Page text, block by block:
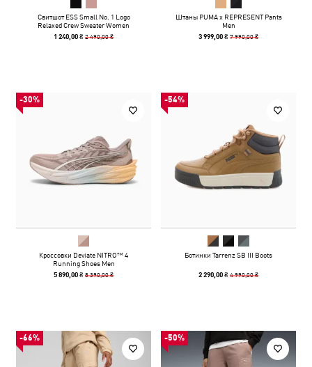
Свитшот ESS Small No. 1 Logo
Relaxed Crew Sweater Women
1 240,00 ₴2 490,00 ₴
Штаны PUMA x REPRESENT Pants
Men
3 999,00 ₴7 990,00 ₴
-30%
Кроссовки Deviate NITRO™ 4
Running Shoes Men
5 890,00 ₴8 390,00 ₴
-54%
Ботинки Tarrenz SB III Boots
2 290,00 ₴4 990,00 ₴
-66% -50%